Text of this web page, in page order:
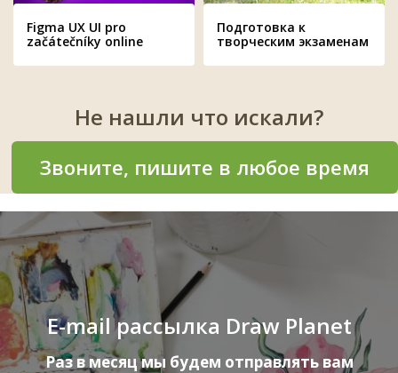
Figma UX UI pro
začátečníky online
Подготовка к
творческим экзаменам
Не нашли что искали?
Звоните, пишите в любое время
E-mail рассылка Draw Planet
Раз в месяц мы будем отправлять вам